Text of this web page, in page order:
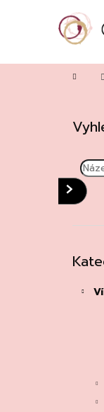
r
a
n
HLEDAT
Zpět